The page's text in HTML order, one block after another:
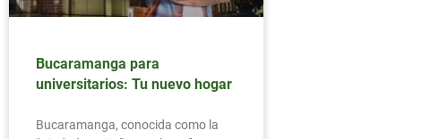
Bucaramanga para
universitarios: Tu nuevo hogar
Bucaramanga, conocida como la